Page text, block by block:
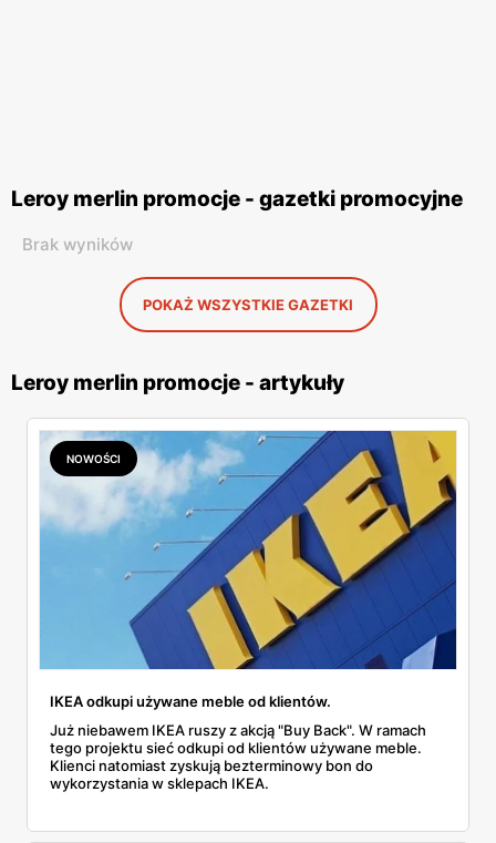
Leroy merlin promocje - gazetki promocyjne
Brak wyników
POKAŻ WSZYSTKIE GAZETKI
Leroy merlin promocje - artykuły
NOWOŚCI
IKEA odkupi używane meble od klientów.
Już niebawem IKEA ruszy z akcją "Buy Back". W ramach
tego projektu sieć odkupi od klientów używane meble.
Klienci natomiast zyskują bezterminowy bon do
wykorzystania w sklepach IKEA.